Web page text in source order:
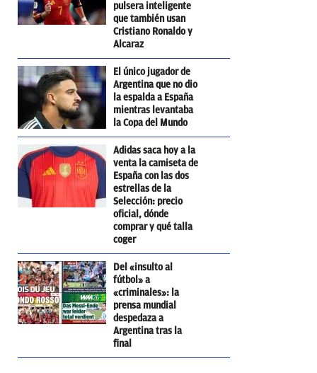
pulsera inteligente
que también usan
Cristiano Ronaldo y
Alcaraz
El único jugador de
Argentina que no dio
la espalda a España
mientras levantaba
la Copa del Mundo
Adidas saca hoy a la
venta la camiseta de
España con las dos
estrellas de la
Selección: precio
oficial, dónde
comprar y qué talla
coger
Del «insulto al
fútbol» a
«criminales»: la
prensa mundial
despedaza a
Argentina tras la
final